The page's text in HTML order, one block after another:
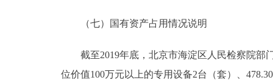
（七）国有资产占用情况说明
截至2019年底，北京市海淀区人民检察院部门
位价值100万元以上的专用设备2台（套）、